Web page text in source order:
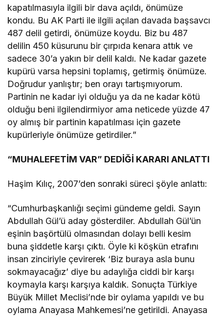
kapatılmasıyla ilgili bir dava açıldı, önümüze
kondu. Bu AK Parti ile ilgili açılan davada başsavcı
487 delil getirdi, önümüze koydu. Biz bu 487
delilin 450 küsurunu bir çırpıda kenara attık ve
sadece 30’a yakın bir delil kaldı. Ne kadar gazete
kupürü varsa hepsini toplamış, getirmiş önümüze.
Doğrudur yanlıştır; ben orayı tartışmıyorum.
Partinin ne kadar iyi olduğu ya da ne kadar kötü
olduğu beni ilgilendirmiyor ama neticede yüzde 47
oy almış bir partinin kapatılması için gazete
kupürleriyle önümüze getirdiler.”
“MUHALEFETİM VAR” DEDİĞİ KARARI ANLATTI
Haşim Kılıç, 2007’den sonraki süreci şöyle anlattı:
“Cumhurbaşkanlığı seçimi gündeme geldi. Sayın
Abdullah Gül’ü aday gösterdiler. Abdullah Gül’ün
eşinin başörtülü olmasından dolayı belli kesim
buna şiddetle karşı çıktı. Öyle ki köşkün etrafını
insan zinciriyle çevirerek ‘Biz buraya asla bunu
sokmayacağız’ diye bu adaylığa ciddi bir karşı
koymayla karşı karşıya kaldık. Sonuçta Türkiye
Büyük Millet Meclisi’nde bir oylama yapıldı ve bu
oylama Anayasa Mahkemesi’ne getirildi. Anayasa